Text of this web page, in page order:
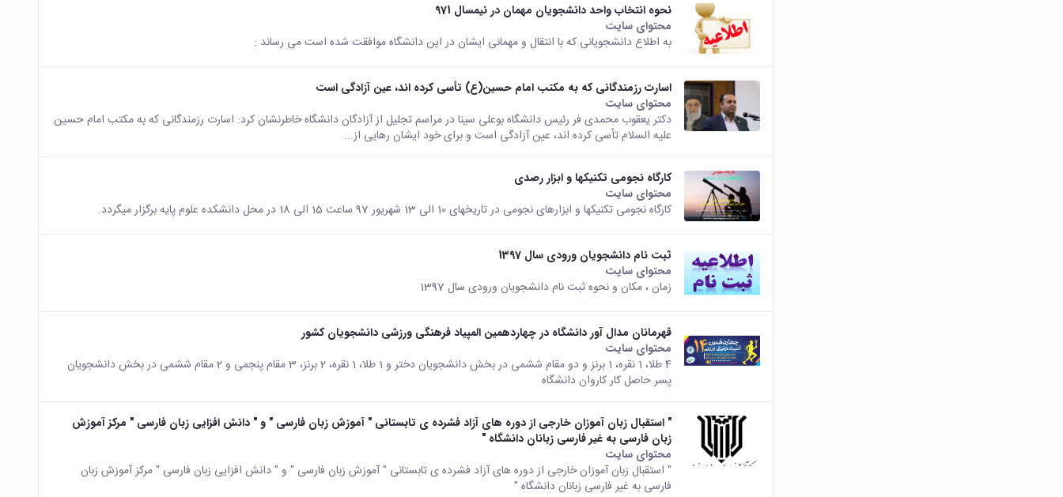
نحوه انتخاب واحد دانشجویان مهمان در نیمسال 971
محتوای سایت
به اطلاع دانشجویانی که با انتقال و مهمانی ایشان در این دانشگاه موافقت شده است می رساند :
اسارت رزمندگانی که به مکتب امام حسین(ع) تأسی کرده اند، عین آزادگی است
محتوای سایت
دکتر یعقوب محمدی فر رئیس دانشگاه بوعلی سینا در مراسم تجلیل از آزادگان دانشگاه خاطرنشان کرد: اسارت رزمندگانی که به مکتب امام حسین
علیه السلام تأسی کرده اند، عین آزادگی است و برای خود ایشان رهایی از...
کارگاه نجومی تکنیکها و ابزار رصدی
محتوای سایت
کارگاه نجومی تکنیکها و ابزارهای نجومی در تاریخهای 10 الی 13 شهریور 97 ساعت 15 الی 18 در محل دانشکده علوم پایه برگزار میگردد.
ثبت نام دانشجویان ورودی سال 1397
محتوای سایت
زمان ، مکان و نحوه ثبت نام دانشجویان ورودی سال 1397
قهرمانان مدال آور دانشگاه در چهاردهمین المپیاد فرهنگی ورزشی دانشجویان کشور
محتوای سایت
4 طلا، 1 نقره، 1 برنز و دو مقام ششمی در بخش دانشجویان دختر و 1 طلا، 1 نقره، 2 برنز، 3 مقام پنجمی و 2 مقام ششمی در بخش دانشجویان
پسر حاصل کار کاروان دانشگاه
" استقبال زبان آموزان خارجی از دوره های آزاد فشرده ی تابستانی " آموزش زبان فارسی " و " دانش افزایی زبان فارسی " مرکز آموزش
زبان فارسی به غیر فارسی زبانان دانشگاه "
محتوای سایت
" استقبال زبان آموزان خارجی از دوره های آزاد فشرده ی تابستانی " آموزش زبان فارسی " و " دانش افزایی زبان فارسی " مرکز آموزش زبان
فارسی به غیر فارسی زبانان دانشگاه "